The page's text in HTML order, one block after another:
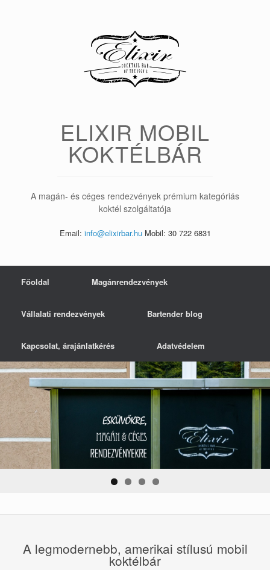
ELIXIR MOBIL
KOKTÉLBÁR
A magán- és céges rendezvények prémium kategóriás
koktél szolgáltatója
Email: info@elixirbar.huMobil: 30 722 6831
Főoldal Magánrendezvények
Vállalati rendezvények Bartender blog
Kapcsolat, árajánlatkérés Adatvédelem
A legmodernebb, amerikai stílusú mobil
koktélbár